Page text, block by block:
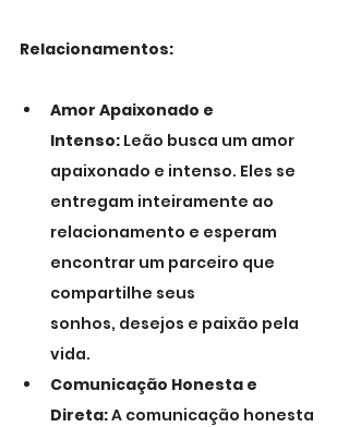
Relacionamentos:
Amor Apaixonado e
Intenso: Leão busca um amor
apaixonado e intenso. Eles se
entregam inteiramente ao
relacionamento e esperam
encontrar um parceiro que
compartilhe seus
sonhos, desejos e paixão pela
vida.
Comunicação Honesta e
Direta: A comunicação honesta